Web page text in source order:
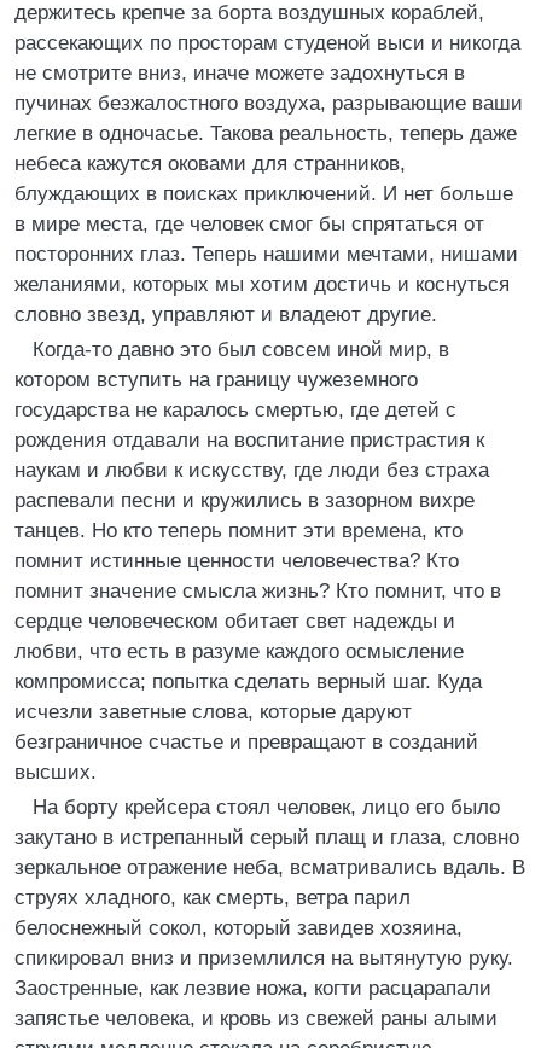
держитесь крепче за борта воздушных кораблей,
рассекающих по просторам студеной выси и никогда
не смотрите вниз, иначе можете задохнуться в
пучинах безжалостного воздуха, разрывающие ваши
легкие в одночасье. Такова реальность, теперь даже
небеса кажутся оковами для странников,
блуждающих в поисках приключений. И нет больше
в мире места, где человек смог бы спрятаться от
посторонних глаз. Теперь нашими мечтами, нишами
желаниями, которых мы хотим достичь и коснуться
словно звезд, управляют и владеют другие.
Когда-то давно это был совсем иной мир, в
котором вступить на границу чужеземного
государства не каралось смертью, где детей с
рождения отдавали на воспитание пристрастия к
наукам и любви к искусству, где люди без страха
распевали песни и кружились в зазорном вихре
танцев. Но кто теперь помнит эти времена, кто
помнит истинные ценности человечества? Кто
помнит значение смысла жизнь? Кто помнит, что в
сердце человеческом обитает свет надежды и
любви, что есть в разуме каждого осмысление
компромисса; попытка сделать верный шаг. Куда
исчезли заветные слова, которые даруют
безграничное счастье и превращают в созданий
высших.
На борту крейсера стоял человек, лицо его было
закутано в истрепанный серый плащ и глаза, словно
зеркальное отражение неба, всматривались вдаль. В
струях хладного, как смерть, ветра парил
белоснежный сокол, который завидев хозяина,
спикировал вниз и приземлился на вытянутую руку.
Заостренные, как лезвие ножа, когти расцарапали
запястье человека, и кровь из свежей раны алыми